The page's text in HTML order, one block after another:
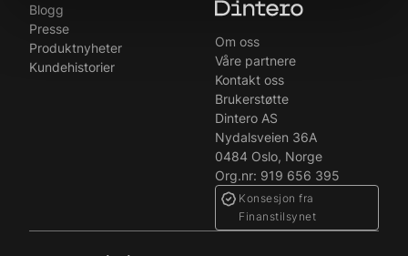
Blogg
Presse
Produktnyheter
Kundehistorier
Om oss
Våre partnere
Kontakt oss
Brukerstøtte
Dintero AS
Nydalsveien 36A
0484 Oslo, Norge
Org.nr: 919 656 395
Konsesjon fra
Finanstilsynet